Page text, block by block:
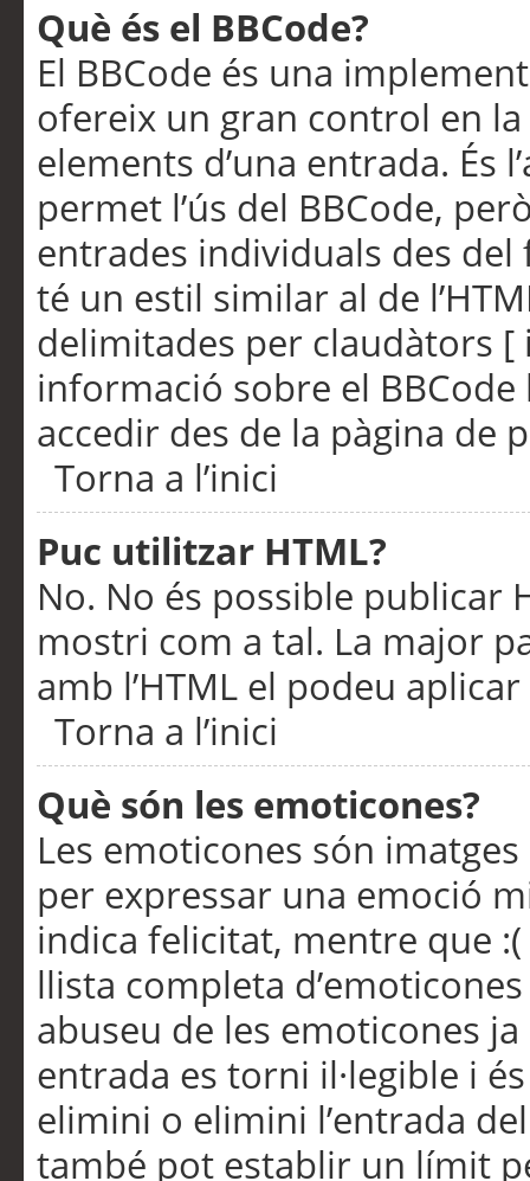
Què és el BBCode?
El BBCode és una
ofereix un gran control en
elements d’una entrada. És
permet l’ús del BBCode,
entrades individuals des
té un estil similar al de
delimitades per claudàtors [
informació sobre el
accedir des de la pàgina de
Torna a l’inici
Puc utilitzar HTML?
No. No és possible publicar
mostri com a tal. La major
amb l’HTML el podeu
Torna a l’inici
Què són les emoticones?
Les emoticones són
per expressar una emoció
indica felicitat, mentre que
llista completa
abuseu de les emoticones
entrada es torni il·legible i
elimini o elimini l’entrada
també pot establir un límit